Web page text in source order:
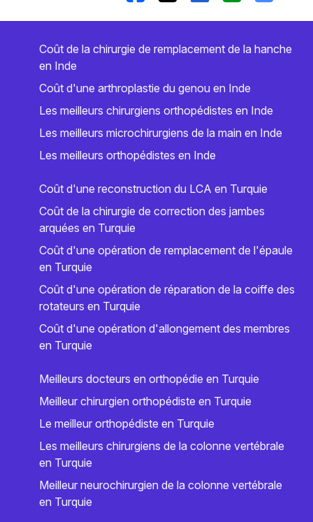
Coût de la chirurgie de remplacement de la hanche
en Inde
Coût d'une arthroplastie du genou en Inde
Les meilleurs chirurgiens orthopédistes en Inde
Les meilleurs microchirurgiens de la main en Inde
Les meilleurs orthopédistes en Inde
Coût d'une reconstruction du LCA en Turquie
Coût de la chirurgie de correction des jambes
arquées en Turquie
Coût d'une opération de remplacement de l'épaule
en Turquie
Coût d'une opération de réparation de la coiffe des
rotateurs en Turquie
Coût d'une opération d'allongement des membres
en Turquie
Meilleurs docteurs en orthopédie en Turquie
Meilleur chirurgien orthopédiste en Turquie
Le meilleur orthopédiste en Turquie
Les meilleurs chirurgiens de la colonne vertébrale
en Turquie
Meilleur neurochirurgien de la colonne vertébrale
en Turquie